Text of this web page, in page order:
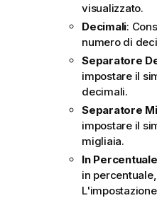
visualizzato.
Decimali:
numero di
Separatore
impostare il
decimali.
Separatore
impostare il
migliaia.
In Percentuale
in